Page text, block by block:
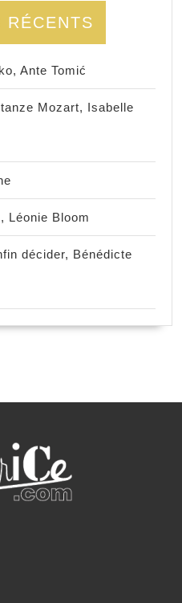
RÉCENTS
Ante Tomić
Mozart, Isabelle
Léonie Bloom
décider, Bénédicte